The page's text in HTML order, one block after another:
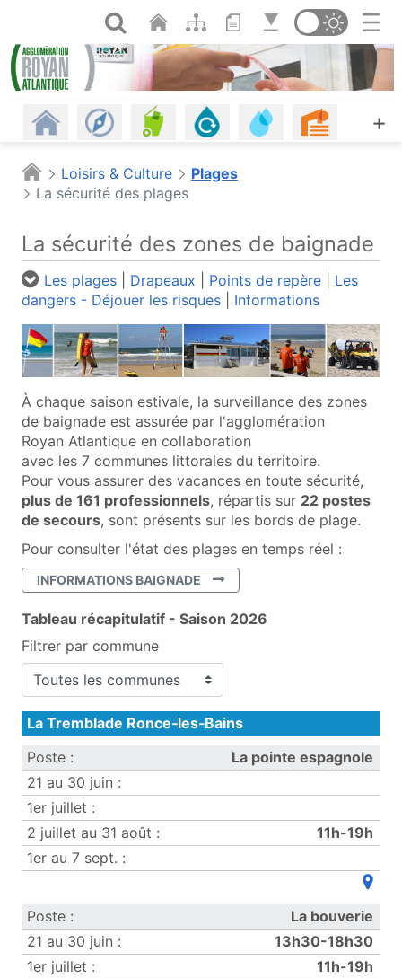
Saut au contenu principalOuvrir la rechercheChanger de
Revenir à l'accueil
Les communesGestion des déchets
AssainissementEau potable, eau
Offres d'emploi
ÉconomieAgriculture et alimentation
Les infosPortail cartographique
+
Loisirs & Culture
Plages
La sécurité des plages
La sécurité des zones de baignade
Les plages| Drapeaux Points de repère| Les
dangers - Déjouer les risques
Informations
À chaque saison estivale, la surveillance des zones
de baignade est assurée par l'agglomération
Royan Atlantique en collaboration
avec les 7 communes littorales du territoire.
Pour vous assurer des vacances en toute sécurité,
plus de 161 professionnels, répartis sur 22 postes
de secours, sont présents sur les bords de plage.
Pour consulter l'état des plages en temps réel :
INFORMATIONS BAIGNADE
(OUVRE UNE NOUVELLE FENÊTRE)
Tableau récapitulatif - Saison 2026
Filtrer par commune
Surveillance des zones de baignade
La Tremblade Ronce‑les‑Bains
La pointe espagnole
11h-19h
La bouverie
13h30-18h30
11h-19h
Panneau de gestion des cookies